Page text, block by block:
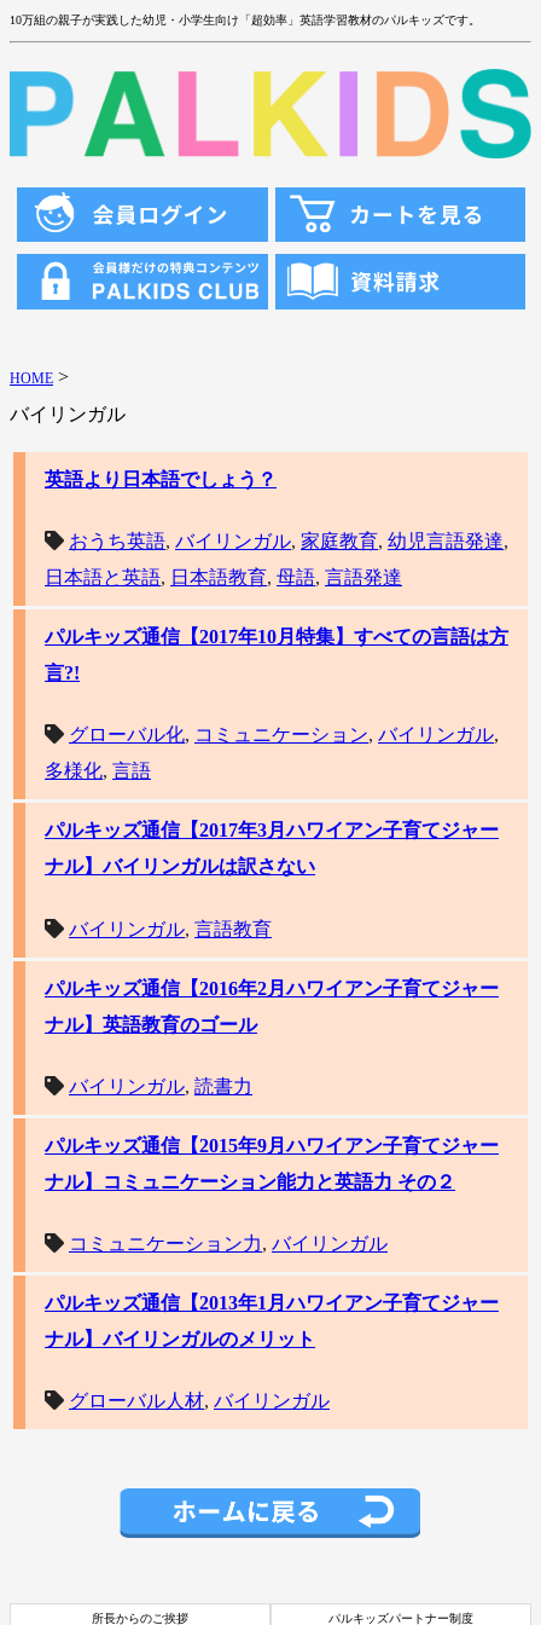
10万組の親子が実践した幼児・小学生向け「超効率」英語学習教材のパルキッズです。
HOME >
バイリンガル
英語より日本語でしょう？
おうち英語, バイリンガル, 家庭教育, 幼児言語発達,
日本語と英語, 日本語教育, 母語, 言語発達
パルキッズ通信【2017年10月特集】すべての言語は方
言?!
グローバル化, コミュニケーション, バイリンガル,
多様化, 言語
パルキッズ通信【2017年3月ハワイアン子育てジャー
ナル】バイリンガルは訳さない
バイリンガル, 言語教育
パルキッズ通信【2016年2月ハワイアン子育てジャー
ナル】英語教育のゴール
バイリンガル, 読書力
パルキッズ通信【2015年9月ハワイアン子育てジャー
ナル】コミュニケーション能力と英語力 その２
コミュニケーション力, バイリンガル
パルキッズ通信【2013年1月ハワイアン子育てジャー
ナル】バイリンガルのメリット
グローバル人材, バイリンガル
所長からのご挨拶 パルキッズパートナー制度